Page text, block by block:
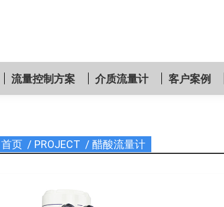
流量控制方案 介质流量计 客户案例
您在这里：
首页 PROJECT 醋酸流量计